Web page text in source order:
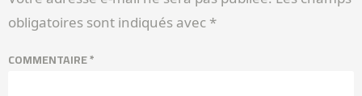
obligatoires sont indiqués avec *
COMMENTAIRE*